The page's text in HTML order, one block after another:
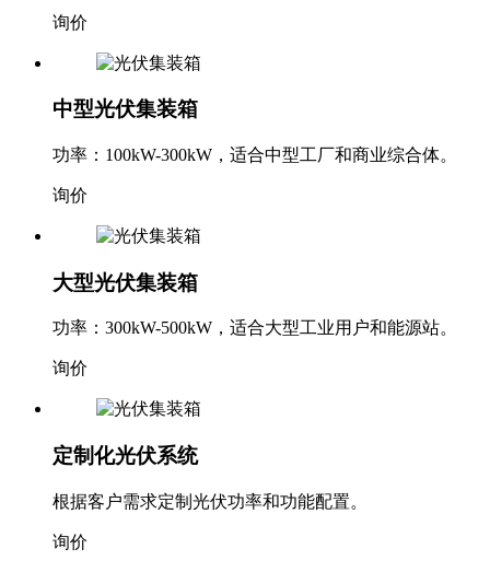
询价
中型光伏集装箱
功率：100kW-300kW，适合中型工厂和商业综合体。
询价
大型光伏集装箱
功率：300kW-500kW，适合大型工业用户和能源站。
询价
定制化光伏系统
根据客户需求定制光伏功率和功能配置。
询价